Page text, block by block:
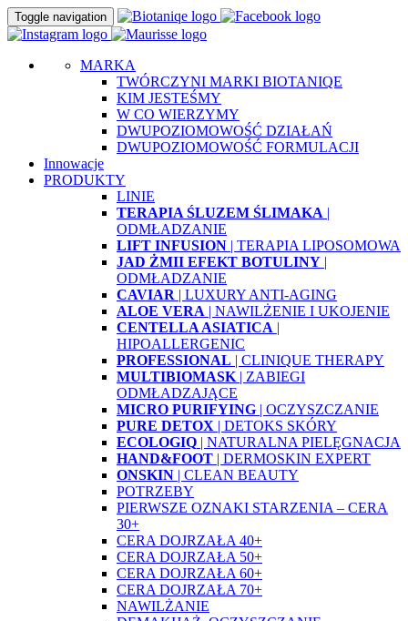
Toggle navigation
MARKA
TWÓRCZYNI MARKI BIOTANIQE
KIM JESTEŚMY
W CO WIERZYMY
DWUPOZIOMOWOŚĆ DZIAŁAŃ
DWUPOZIOMOWOŚĆ FORMULACJI
Innowacje
PRODUKTY
LINIE
TERAPIA ŚLUZEM ŚLIMAKA |
ODMŁADZANIE
LIFT INFUSION | TERAPIA LIPOSOMOWA
JAD ŻMII EFEKT BOTULINY |
ODMŁADZANIE
CAVIAR | LUXURY ANTI-AGING
ALOE VERA | NAWILŻENIE I UKOJENIE
CENTELLA ASIATICA |
HIPOALLERGENIC
PROFESSIONAL | CLINIQUE THERAPY
MULTIBIOMASK | ZABIEGI
ODMŁADZAJĄCE
MICRO PURIFYING | OCZYSZCZANIE
PURE DETOX | DETOKS SKÓRY
ECOLOGIQ | NATURALNA PIELĘGNACJA
HAND&FOOT | DERMOSKIN EXPERT
ONSKIN | CLEAN BEAUTY
POTRZEBY
PIERWSZE OZNAKI STARZENIA – CERA
30+
CERA DOJRZAŁA 40+
CERA DOJRZAŁA 50+
CERA DOJRZAŁA 60+
CERA DOJRZAŁA 70+
NAWILŻANIE